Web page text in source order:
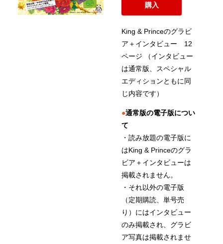
購入
King & Princeのグラビ
ア＋インタビュー 12
ページ （インタビュー
は通常版、スペシャル
エディションともに同
じ内容です）
●通常版の電子版につい
て
・読み放題の電子版に
はKing & Princeのグラ
ビア＋インタビューは
掲載されません。
・それ以外の電子版
（定期購読、単号売
り）にはインタビュー
のみ掲載され、グラビ
ア写真は掲載されませ